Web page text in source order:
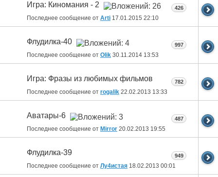
Игра: Киномания - 2
Последнее сообщение от Arti 17.01.2015 22:10
426
Флудилка-40
Последнее сообщение от Olik 30.11.2014 13:53
997
Игра: Фразы из любимых фильмов
Последнее сообщение от rogalik 22.02.2013 13:33
782
Аватары-6
Последнее сообщение от Mirror 20.02.2013 19:55
487
Флудилка-39
Последнее сообщение от Лу4истая 18.02.2013 00:01
949